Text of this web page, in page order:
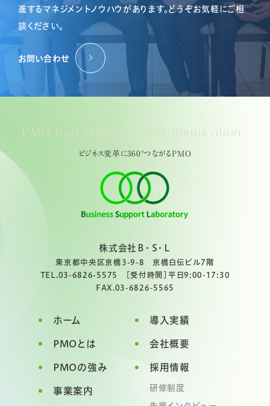
進するマネジメントノウハウがあります。 どうぞお気軽にご相
談ください。
お問い合わせ
PMO that enhances Communication.
ビジネス変革に360°つながるPMO
株式会社Ｂ・Ｓ・Ｌ
東京都中央区京橋3-9-8 京橋白伝ビル7階
TEL.03-6826-5575
［受付時間］平日9:00-17:30
FAX.03-6826-5565
ホーム
PMOとは
PMOの強み
事業案内
導入実績
会社概要
採用情報
研修制度